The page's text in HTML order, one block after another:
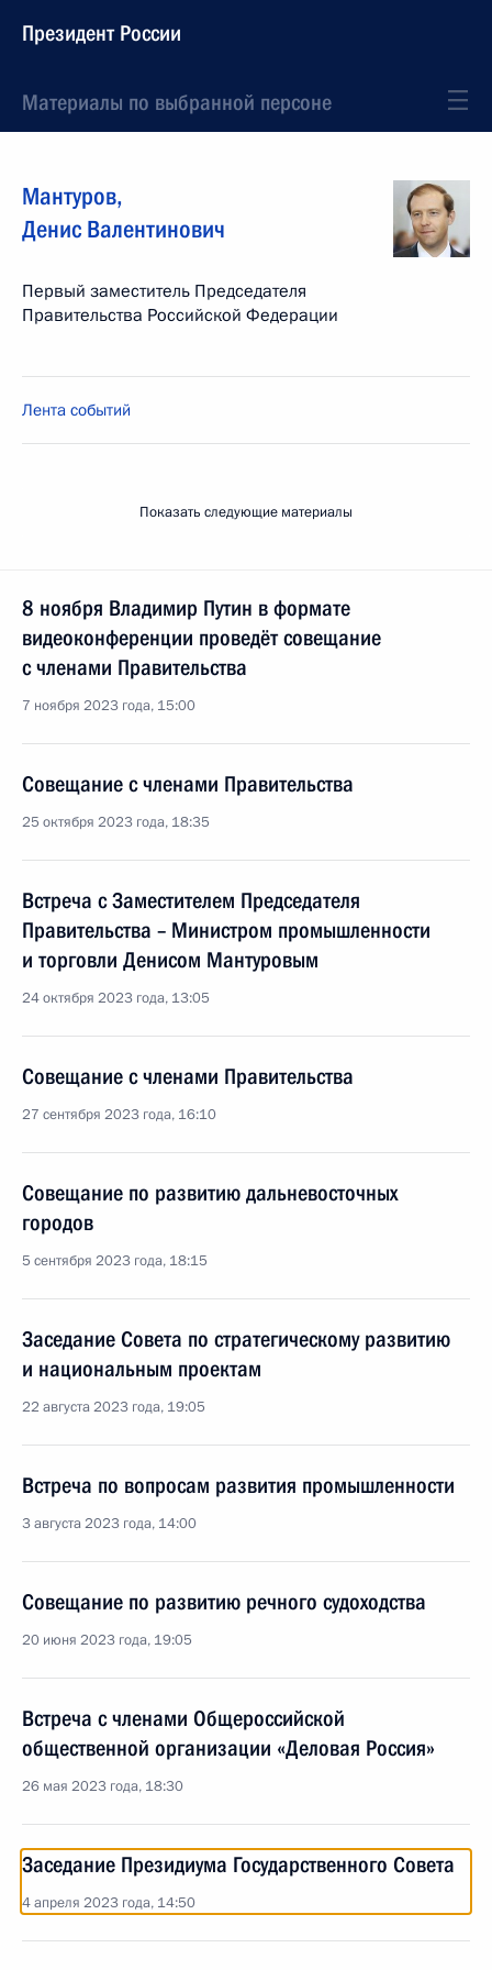
Президент России
Материалы по выбранной персоне
Мантуров,
Денис Валентинович
Первый заместитель Председателя
Правительства Российской Федерации
Лента событий
Показать следующие материалы
8 ноября Владимир Путин в формате
видеоконференции проведёт совещание
с членами Правительства
7 ноября 2023 года, 15:00
Совещание с членами Правительства
25 октября 2023 года, 18:35
Встреча с Заместителем Председателя
Правительства – Министром промышленности
и торговли Денисом Мантуровым
24 октября 2023 года, 13:05
Совещание с членами Правительства
27 сентября 2023 года, 16:10
Совещание по развитию дальневосточных
городов
5 сентября 2023 года, 18:15
Заседание Совета по стратегическому развитию
и национальным проектам
22 августа 2023 года, 19:05
Встреча по вопросам развития промышленности
3 августа 2023 года, 14:00
Совещание по развитию речного судоходства
20 июня 2023 года, 19:05
Встреча с членами Общероссийской
общественной организации «Деловая Россия»
26 мая 2023 года, 18:30
Заседание Президиума Государственного Совета
4 апреля 2023 года, 14:50